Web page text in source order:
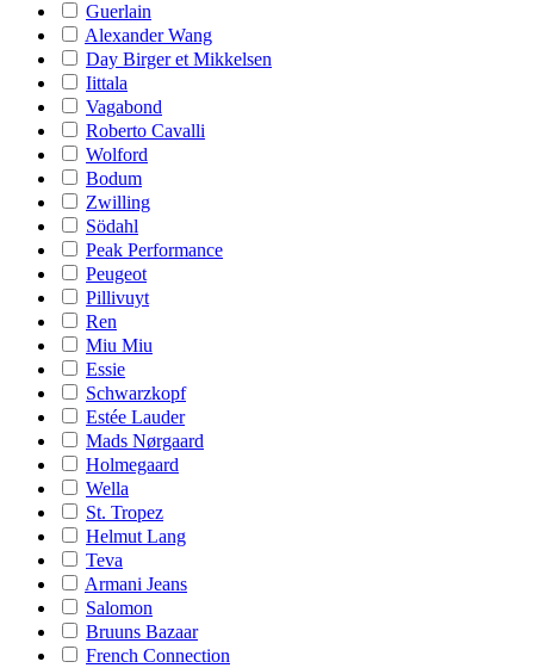
Guerlain
Alexander Wang
Day Birger et Mikkelsen
Iittala
Vagabond
Roberto Cavalli
Wolford
Bodum
Zwilling
Södahl
Peak Performance
Peugeot
Pillivuyt
Ren
Miu Miu
Essie
Schwarzkopf
Estée Lauder
Mads Nørgaard
Holmegaard
Wella
St. Tropez
Helmut Lang
Teva
Armani Jeans
Salomon
Bruuns Bazaar
French Connection